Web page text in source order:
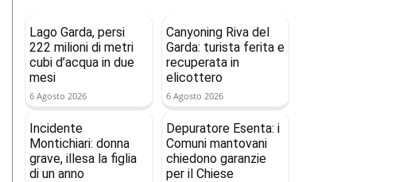
Lago Garda, persi
222 milioni di metri
cubi d’acqua in due
mesi
6 Agosto 2026
Canyoning Riva del
Garda: turista ferita e
recuperata in
elicottero
6 Agosto 2026
Incidente
Montichiari: donna
grave, illesa la figlia
di un anno
Depuratore Esenta: i
Comuni mantovani
chiedono garanzie
per il Chiese